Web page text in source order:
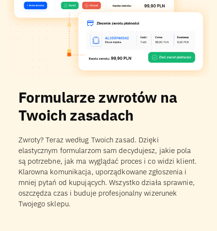
Formularze zwrotów na
Twoich zasadach
Zwroty? Teraz według Twoich zasad. Dzięki
elastycznym formularzom sam decydujesz, jakie pola
są potrzebne, jak ma wyglądać proces i co widzi klient.
Klarowna komunikacja, uporządkowane zgłoszenia i
mniej pytań od kupujących. Wszystko działa sprawnie,
oszczędza czas i buduje profesjonalny wizerunek
Twojego sklepu.